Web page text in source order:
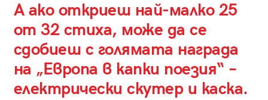
А ако откриеш най-малко 25
от 32 стиха, може да се
сдобиеш с голямата награда
на „Европа в капки поезия“ –
електрически скутер и каска.